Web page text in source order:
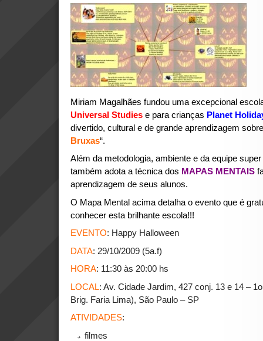
Miriam Magalhães fundou uma excepcional
Universal Studies e para crianças Planet
divertido, cultural e de grande aprendizagem
Bruxas“.
Além da metodologia, ambiente e da equipe
também adota a técnica dos MAPAS MENTAIS
aprendizagem de seus alunos.
O Mapa Mental acima detalha o evento que é
conhecer esta brilhante escola!!!
EVENTO: Happy Halloween
DATA: 29/10/2009 (5a.f)
HORA: 11:30 às 20:00 hs
LOCAL: Av. Cidade Jardim, 427 conj. 13 e 14 –
Brig. Faria Lima), São Paulo – SP
ATIVIDADES:
filmes